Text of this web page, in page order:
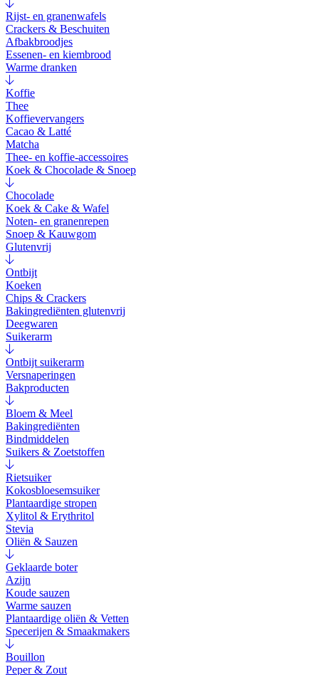
Rijst- en granenwafels
Crackers & Beschuiten
Afbakbroodjes
Essenen- en kiembrood
Warme dranken
Koffie
Thee
Koffievervangers
Cacao & Latté
Matcha
Thee- en koffie-accessoires
Koek & Chocolade & Snoep
Chocolade
Koek & Cake & Wafel
Noten- en granenrepen
Snoep & Kauwgom
Glutenvrij
Ontbijt
Koeken
Chips & Crackers
Bakingrediënten glutenvrij
Deegwaren
Suikerarm
Ontbijt suikerarm
Versnaperingen
Bakproducten
Bloem & Meel
Bakingrediënten
Bindmiddelen
Suikers & Zoetstoffen
Rietsuiker
Kokosbloesemsuiker
Plantaardige stropen
Xylitol & Erythritol
Stevia
Oliën & Sauzen
Geklaarde boter
Azijn
Koude sauzen
Warme sauzen
Plantaardige oliën & Vetten
Specerijen & Smaakmakers
Bouillon
Peper & Zout